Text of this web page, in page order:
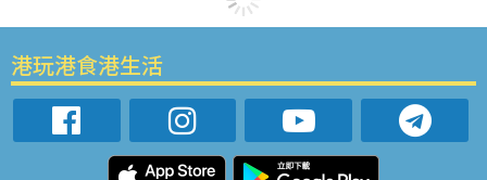
港玩港食港生活